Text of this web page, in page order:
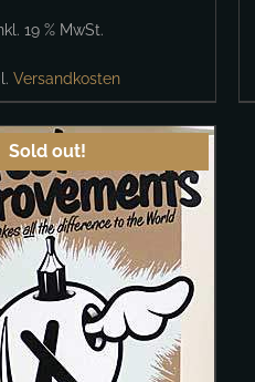
19 % MwSt.
Versandkosten
Sold out!